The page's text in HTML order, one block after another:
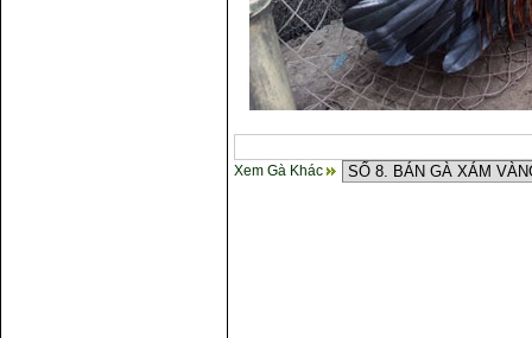
Xem Gà Khác